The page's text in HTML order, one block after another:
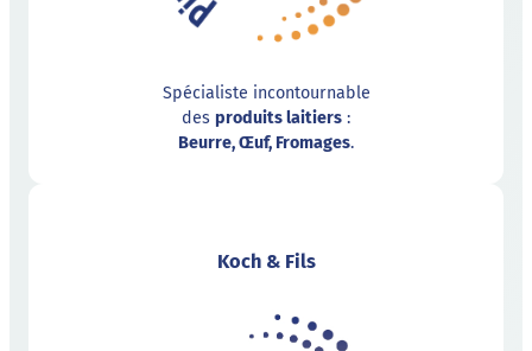
Spécialiste incontournable
des produits laitiers :
Beurre, Œuf, Fromages.
Koch & Fils